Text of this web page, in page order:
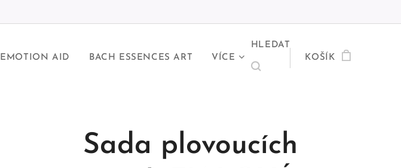
EMOTION AID BACH ESSENCES ART VÍCE
HLEDAT
KOŠÍK
Sada plovoucích